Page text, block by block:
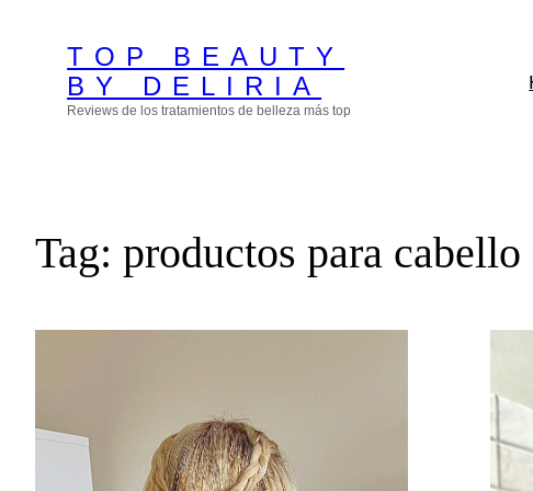
content
TOP BEAUTY
BY DELIRIA
Reviews de los tratamientos de belleza más top
Tag: productos para